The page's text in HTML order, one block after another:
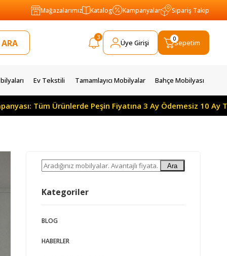
Mağazalarımız Katalog Kampanyalar Sipariş Takip
3
Üye Girişi Sepetim
0
Ev Tekstili Tamamlayıcı Mobilyalar Bahçe Mobilyası
Peşin Fiyatına 3 Ay Ödemesiz 10 Ay Taksitle
Ara
Kategoriler
BLOG
HABERLER